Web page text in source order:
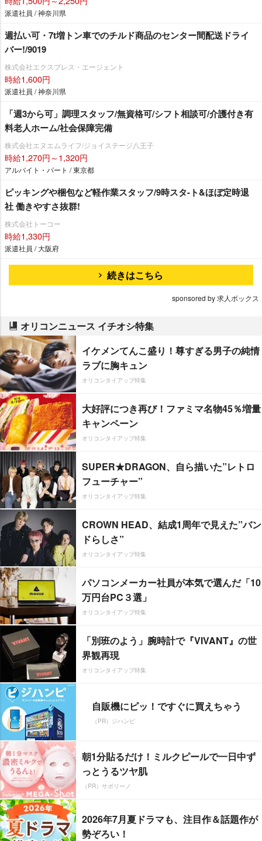
派遣社員 / 神奈川県
週払い可・7t増トン車でのチルド商品のセンター間配送ドライ
バー!/9019
株式会社エクスプレス・エージェント
時給1,600円
派遣社員 / 神奈川県
「週3から可」調理スタッフ/無資格可/シフト相談可/介護付き有
料老人ホーム/社会保障完備
株式会社エヌエムライフ/ジョイステージ八王子
時給1,270円～1,320円
アルバイト・パート / 東京都
ピッキングや梱包など軽作業スタッフ/9時スタ-ト&ほぼ定時退
社 働きやすさ抜群!
株式会社トーコー
時給1,330円
派遣社員 / 大阪府
続きはこちら
sponsored by 求人ボックス
オリコンニュース イチオシ特集
イケメンてんこ盛り！尊すぎる男子の純情
ラブに胸キュン
オリコンタイアップ特集
大好評につき再び！ファミマ名物45％増量
キャンペーン
オリコンタイアップ特集
SUPER★DRAGON、自ら描いた”レトロ
フューチャー”
オリコンタイアップ特集
CROWN HEAD、結成1周年で見えた”バン
ドらしさ”
オリコンタイアップ特集
パソコンメーカー社員が本気で選んだ「10
万円台PC３選」
オリコンタイアップ特集
「別班のよう」腕時計で『VIVANT』の世
界観再現
オリコンタイアップ特集
自販機にピッ！ですぐに買えちゃう
（PR）ジハンピ
朝1分貼るだけ！ミルクピールで一日中ず
っとうるツヤ肌
（PR）サボリーノ
2026年7月夏ドラマも、注目作＆話題作が
勢ぞろい！